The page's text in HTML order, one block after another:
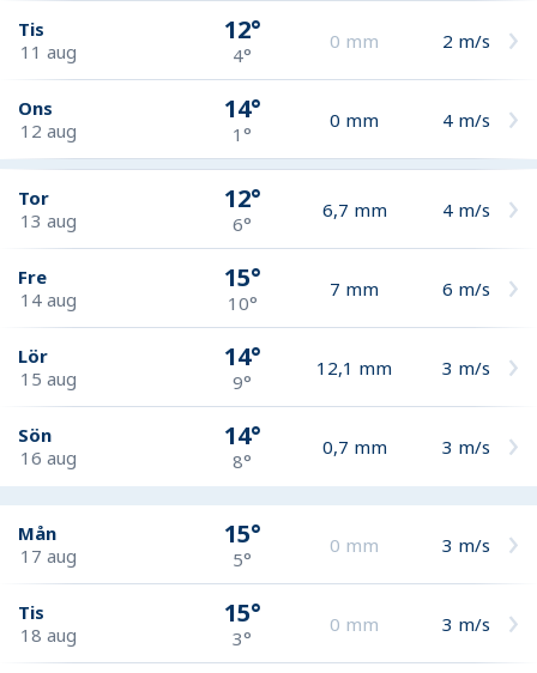
Tis
11 aug
12°
4°
0 mm 2 m/s
Ons
12 aug
14°
1°
0 mm 4 m/s
Tor
13 aug
12°
6°
6,7 mm 4 m/s
Fre
14 aug
15°
10°
7 mm 6 m/s
Lör
15 aug
14°
9°
12,1 mm 3 m/s
Sön
16 aug
14°
8°
0,7 mm 3 m/s
Mån
17 aug
15°
5°
0 mm 3 m/s
Tis
18 aug
15°
3°
0 mm 3 m/s